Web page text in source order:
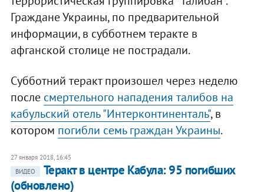
Граждане Украины, по предварительной
информации, в субботнем теракте в
афганской столице не пострадали.
Субботний теракт произошел через неделю
после смертельного нападения талибов на
кабульский отель "Интерконтиненталь", в
котором погибли семь граждан Украины.
27 января 2018, 16:45
ВИДЕО
Теракт в центре Кабула: 95 погибших
(обновлено)